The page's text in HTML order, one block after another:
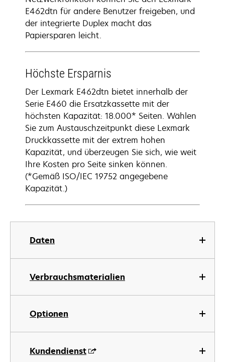
Daten
Verbrauchsmaterialien
Optionen
Kundendienst
E462dtn für andere Benutzer freigeben, und
der integrierte Duplex macht das
Papiersparen leicht.
Höchste Ersparnis
Der Lexmark E462dtn bietet innerhalb der
Serie E460 die Ersatzkassette mit der
höchsten Kapazität: 18.000* Seiten. Wählen
Sie zum Austauschzeitpunkt diese Lexmark
Druckkassette mit der extrem hohen
Kapazität, und überzeugen Sie sich, wie weit
Ihre Kosten pro Seite sinken können.
(*Gemäß ISO/IEC 19752 angegebene
Kapazität.)